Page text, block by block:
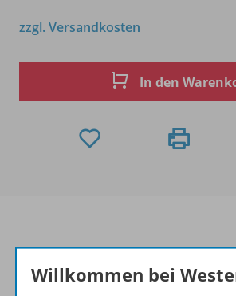
zzgl. Versandkosten
In den
Produktinformationen
Willkommen bei